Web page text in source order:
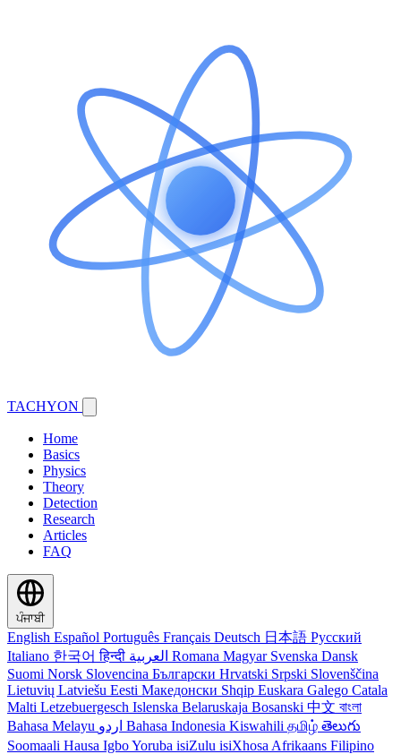
TACHYON
Home
Basics
Physics
Theory
Detection
Research
Articles
FAQ
ਪੰਜਾਬੀ
English Español Português Français Deutsch 日本語 Русский
Italiano 한국어हिन्दी Romana Magyar Svenska Dansk
Suomi Norsk Slovencina Български Hrvatski Srpski Slovenščina
Lietuvių Latviešu Eesti Македонски Shqip Euskara Galego Catala
Malti Letzebuergesch Islenska Belaruskaja Bosanski 中文 বাংলা
Bahasa Melayu
Bahasa Indonesia Kiswahili தமிழ் తెలుగు
Soomaali Hausa IgboYoruba isiZulu isiXhosa Afrikaans Filipino